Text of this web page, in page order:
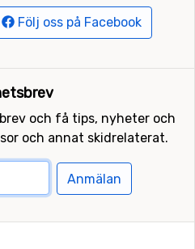
Följ oss på Facebook
och få tips, nyheter och
och annat skidrelaterat.
Anmälan